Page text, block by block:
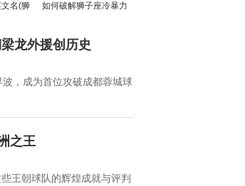
名(狮
如何破解狮子座冷暴力
略)
龙外援创历史
，成为首位攻破成都蓉城球
之王
王朝球队的辉煌成就与评判